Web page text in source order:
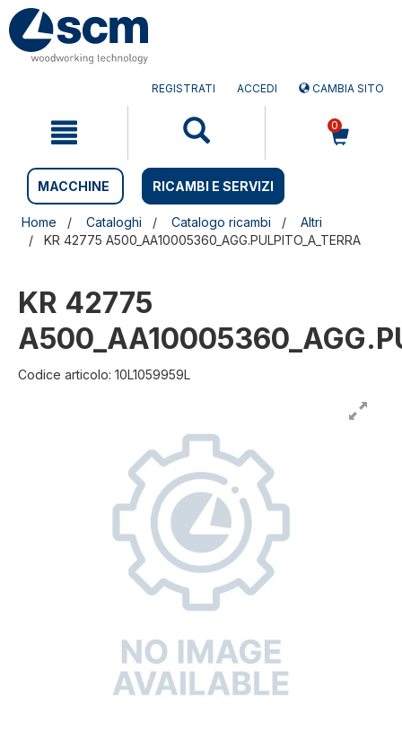
Salta
contenuto
Salta
menu
REGISTRATI ACCEDI CAMBIA SITO
0
MACCHINE RICAMBI E SERVIZI
Home Cataloghi Catalogo ricambi
Altri
KR 42775 A500_AA10005360_AGG.PULPITO_A_TERRA
KR 42775
Codice articolo: 10L1059959L